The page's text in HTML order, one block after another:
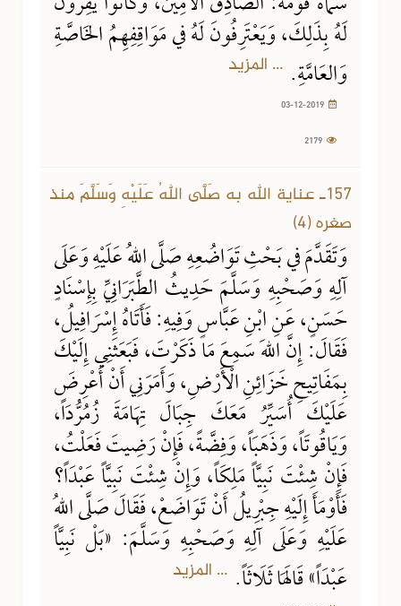
لَهُ بِذَلِكَ، وَيَعْتَرِفُونَ لَهُ في مَوَاقِفِهِمُ الخَاصَّةِ
وَالعَامَّةِ. ... المزيد
157ـ عناية الله به صَلَّى اللهُ عَلَيْهِ وَسَلَّمَ منذ
صغره (4)
وَتَقَدَّمَ في بَحْثِ تَوَاضُعِهِ صَلَّى اللهُ عَلَيْهِ وَعَلَى
آلِهِ وَصَحْبِهِ وَسَلَّمَ حَدِيثُ الطَّبَرَانِيِّ بِإِسْنَادٍ
حَسَنٍ، عَنِ ابْنِ عَبَّاسٍ وَفِيهِ: فَأَتَاهُ إِسْرَافِيلُ،
فَقَالَ: إِنَّ اللهَ سَمِعَ مَا ذَكَرْتَ، فَبَعَثَنِي إِلَيْكَ
بِمَفَاتِيحِ خَزَائِنِ الْأَرْضِ، وَأَمَرَنِي أَنْ أَعْرِضَ
عَلَيْكَ أُسَيِّرُ مَعَكَ جِبَالَ تِهَامَةَ زُمُرُّدَاً،
وَيَاقُوتَاً، وَذَهَبَاً، وَفِضَّةً، فَإِنْ رَضِيتَ فَعَلْتُ،
فَإِنْ شِئْتَ نَبِيَّاً مَلِكَاً، وَإِنْ شِئْتَ نَبِيَّاً عَبْدَاً؟
فَأَوْمَأَ إِلَيْهِ جِبْرِيلُ أَنْ تَوَاضَعْ، فَقَالَ صَلَّى اللهُ
عَلَيْهِ وَعَلَى آلِهِ وَصَحْبِهِ وَسَلَّمَ: «بَلْ نَبِيَّاً
عَبْدَاً» قَالَهَا ثَلَاثَاً. ... المزيد